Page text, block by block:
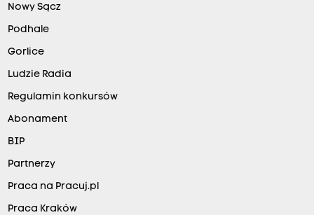
Nowy Sącz
Podhale
Gorlice
Ludzie Radia
Regulamin konkursów
Abonament
BIP
Partnerzy
Praca na Pracuj.pl
Praca Kraków